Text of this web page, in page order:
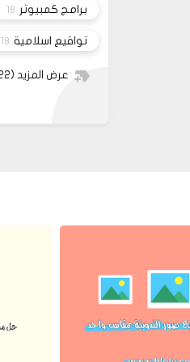
برامج كمبيوتر 18
تواقيع اسلامية 18
عرض المزيد (22)